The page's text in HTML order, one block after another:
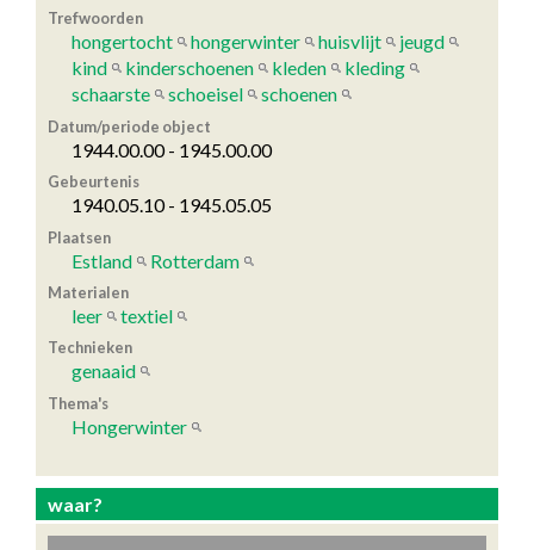
Trefwoorden
hongertocht hongerwinter huisvlijt
jeugd
kind
kinderschoenen kleden
kleding
schaarste
schoeisel schoenen
Datum/periode object
1944.00.00 - 1945.00.00
Gebeurtenis
1940.05.10 - 1945.05.05
Plaatsen
Estland Rotterdam
Materialen
leer textiel
Technieken
genaaid
Thema's
Hongerwinter
waar?